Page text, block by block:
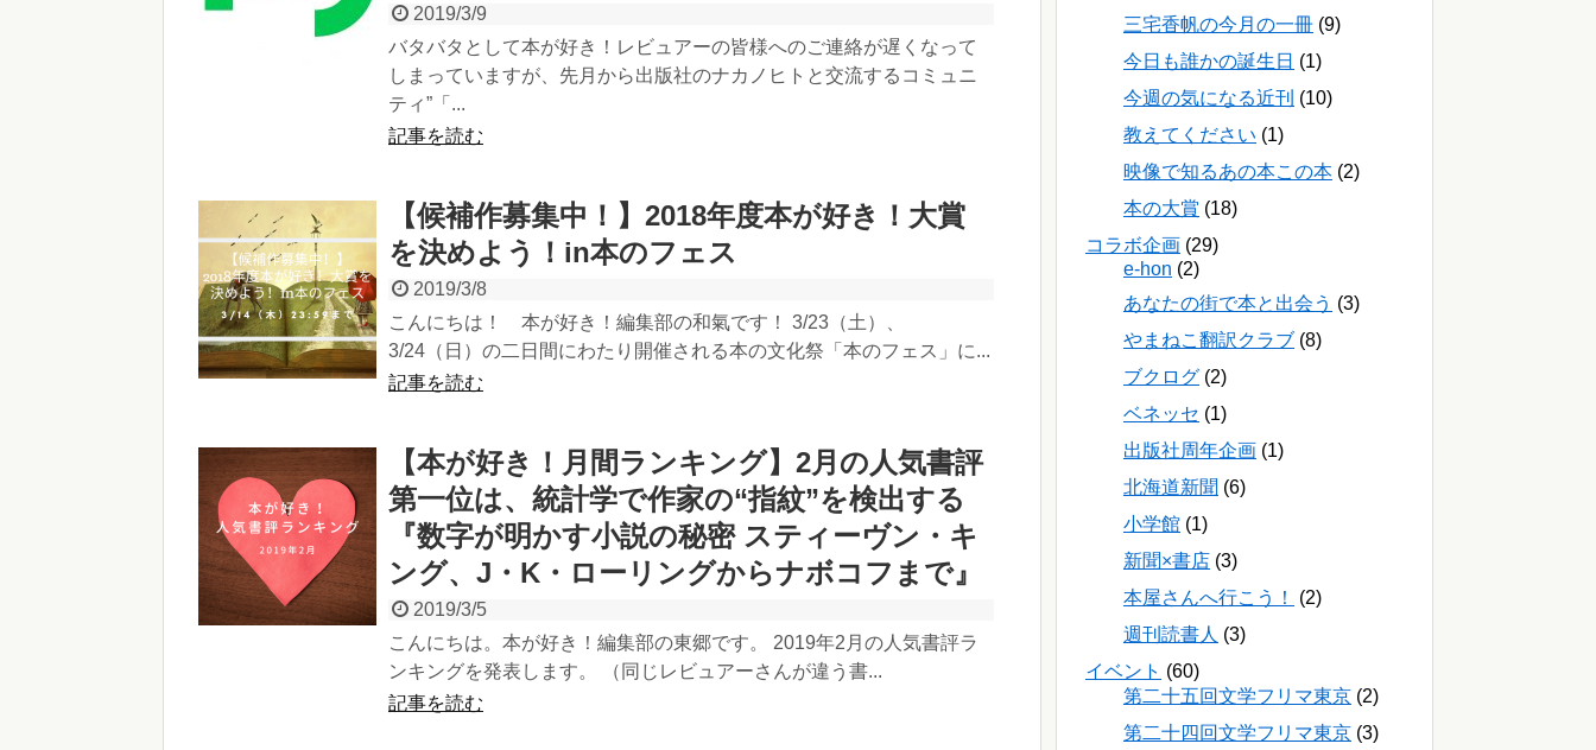
2019/3/9
バタバタとして本が好き！レビュアーの皆様へのご連絡が遅くなって
しまっていますが、先月から出版社のナカノヒトと交流するコミュニ
ティ”「...
記事を読む
【候補作募集中！】2018年度本が好き！大賞
を決めよう！in本のフェス
2019/3/8
こんにちは！ 本が好き！編集部の和氣です！ 3/23（土）、
3/24（日）の二日間にわたり開催される本の文化祭「本のフェス」に...
記事を読む
【本が好き！月間ランキング】2月の人気書評
第一位は、統計学で作家の“指紋”を検出する
『数字が明かす小説の秘密 スティーヴン・キ
ング、J・K・ローリングからナボコフまで』
2019/3/5
こんにちは。本が好き！編集部の東郷です。 2019年2月の人気書評ラ
ンキングを発表します。 （同じレビュアーさんが違う書...
記事を読む
三宅香帆の今月の一冊 (9)
今日も誰かの誕生日 (1)
今週の気になる近刊 (10)
教えてください (1)
映像で知るあの本この本 (2)
本の大賞 (18)
コラボ企画 (29)
e-hon (2)
あなたの街で本と出会う (3)
やまねこ翻訳クラブ (8)
ブクログ (2)
ベネッセ (1)
出版社周年企画 (1)
北海道新聞 (6)
小学館 (1)
新聞×書店 (3)
本屋さんへ行こう！
(2)
週刊読書人 (3)
イベント (60)
第二十五回文学フリマ東京 (2)
第二十四回文学フリマ東京 (3)